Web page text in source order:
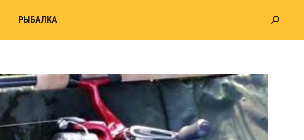
РЫБАЛКА Search: